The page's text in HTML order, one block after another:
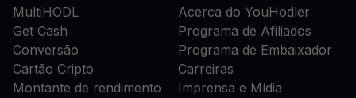
MultiHODL
Get Cash
Conversão
Cartão Cripto
Montante de rendimento
Acerca do YouHodler
Programa de Afiliados
Programa de Embaixador
Carreiras
Imprensa e Mídia